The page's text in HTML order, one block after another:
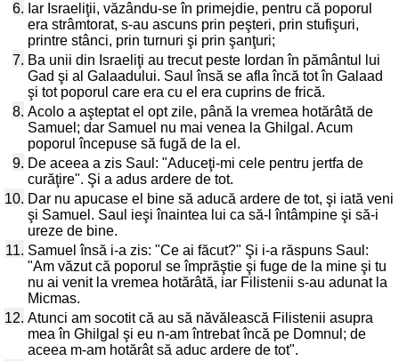
6. Iar Israeliţii, văzându-se în primejdie, pentru că poporul
era strâmtorat, s-au ascuns prin peşteri, prin stufişuri,
printre stânci, prin turnuri şi prin şanţuri;
7. Ba unii din Israeliţi au trecut peste Iordan în pământul lui
Gad şi al Galaadului. Saul însă se afla încă tot în Galaad
şi tot poporul care era cu el era cuprins de frică.
8. Acolo a aşteptat el opt zile, până la vremea hotărâtă de
Samuel; dar Samuel nu mai venea la Ghilgal. Acum
poporul începuse să fugă de la el.
9. De aceea a zis Saul: "Aduceţi-mi cele pentru jertfa de
curăţire". Şi a adus ardere de tot.
10. Dar nu apucase el bine să aducă ardere de tot, şi iată veni
şi Samuel. Saul ieşi înaintea lui ca să-l întâmpine şi să-i
ureze de bine.
11. Samuel însă i-a zis: "Ce ai făcut?" Şi i-a răspuns Saul:
"Am văzut că poporul se împrăştie şi fuge de la mine şi tu
nu ai venit la vremea hotărâtă, iar Filistenii s-au adunat la
Micmas.
12. Atunci am socotit că au să năvălească Filistenii asupra
mea în Ghilgal şi eu n-am întrebat încă pe Domnul; de
aceea m-am hotărât să aduc ardere de tot".